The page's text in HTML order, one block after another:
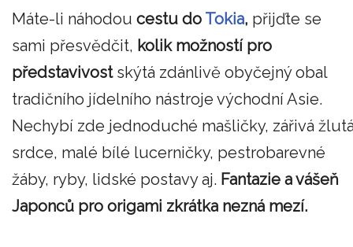
Máte-li náhodou cestu do Tokia, přijďte se
sami přesvědčit, kolik možností pro
představivostskýtá zdánlivě obyčejný obal
tradičního jídelního nástroje východní Asie.
Nechybí zde jednoduché mašličky, zářivá
srdce, malé bílé lucerničky, pestrobarevné
žáby, ryby, lidské postavy aj. Fantazie a vášeň
Japonců pro origami zkrátka nezná mezí.